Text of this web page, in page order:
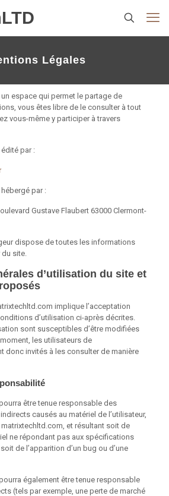
Légales
espace qui permet le partage de
vous êtes libre de le consulter à tout
vous-même y participer à travers
par :
par :
Gustave Flaubert 63000 Clermont-
dispose de toutes les informations
du site.
d’utilisation du site et
implique l’acceptation
d’utilisation ci-après décrites.
sont susceptibles d’être modifiées
les utilisateurs de
donc invités à les consulter de manière
être tenue responsable des
causés au matériel de l’utilisateur,
matrixtechltd.com, et résultant soit de
ne répondant pas aux spécifications
de l’apparition d’un bug ou d’une
également être tenue responsable
(tels par exemple, une perte de marché